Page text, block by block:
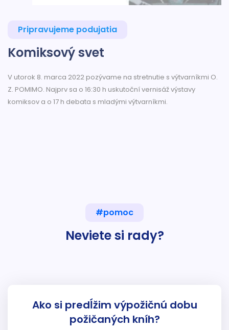
Pripravujeme podujatia
Komiksový svet
V utorok 8. marca 2022 pozývame na stretnutie s výtvarníkmi O.
Z. POMIMO. Najprv sa o 16:30 h uskutoční vernisáž výstavy
komiksov a o 17 h debata s mladými výtvarníkmi.
#pomoc
Neviete si rady?
Ako si predĺžim výpožičnú dobu
požičaných kníh?